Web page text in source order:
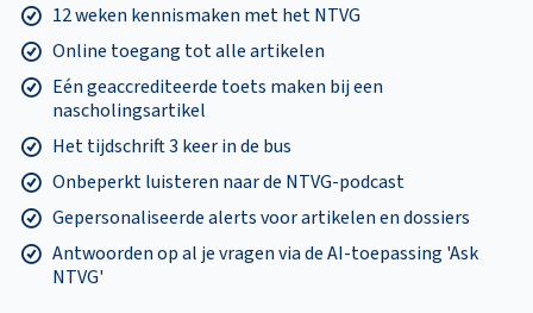
12 weken kennismaken met het NTVG
Online toegang tot alle artikelen
Eén geaccrediteerde toets maken bij een
nascholingsartikel
Het tijdschrift 3 keer in de bus
Onbeperkt luisteren naar de NTVG-podcast
Gepersonaliseerde alerts voor artikelen en dossiers
Antwoorden op al je vragen via de AI-toepassing 'Ask
NTVG'